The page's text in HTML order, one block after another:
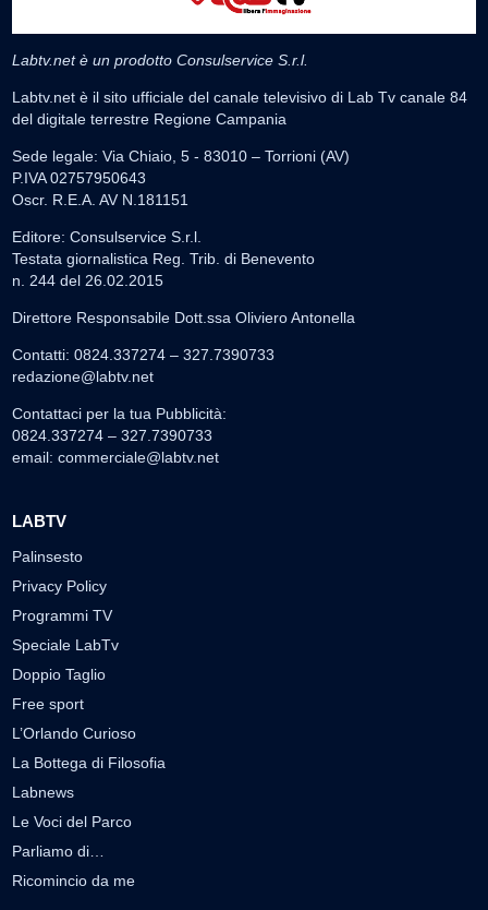
Labtv.net è un prodotto Consulservice S.r.l.
Labtv.net è il sito ufficiale del canale televisivo di Lab Tv canale 84
del digitale terrestre Regione Campania
Sede legale: Via Chiaio, 5 - 83010 – Torrioni (AV)
P.IVA 02757950643
Oscr. R.E.A. AV N.181151
Editore: Consulservice S.r.l.
Testata giornalistica Reg. Trib. di Benevento
n. 244 del 26.02.2015
Direttore Responsabile Dott.ssa Oliviero Antonella
Contatti: 0824.337274 – 327.7390733
redazione@labtv.net
Contattaci per la tua Pubblicità:
0824.337274 – 327.7390733
email: commerciale@labtv.net
LABTV
Palinsesto
Privacy Policy
Programmi TV
Speciale LabTv
Doppio Taglio
Free sport
L’Orlando Curioso
La Bottega di Filosofia
Labnews
Le Voci del Parco
Parliamo di…
Ricomincio da me